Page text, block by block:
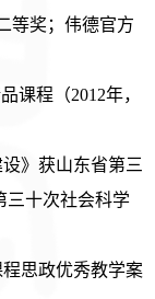
等奖；伟德官方
课程（2012年，
》获山东省第三
三十次社会科学
思政优秀教学案